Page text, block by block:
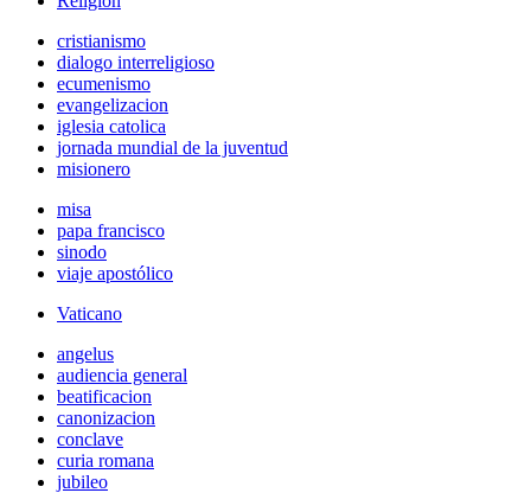
cristianismo
dialogo interreligioso
ecumenismo
evangelizacion
iglesia catolica
jornada mundial de la juventud
misionero
misa
papa francisco
sinodo
viaje apostólico
Vaticano
angelus
audiencia general
beatificacion
canonizacion
conclave
curia romana
jubileo